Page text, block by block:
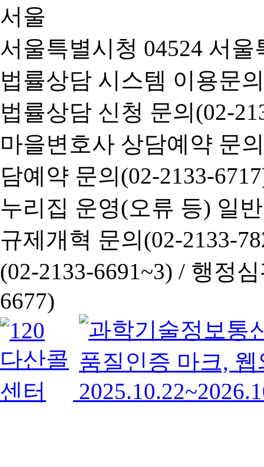
서울특별시청 04524 서
법률상담 시스템 이용문
법률상담 신청 문의(02-
마을변호사 상담예약 문
담예약 문의(02-2133-
누리집 운영(오류 등) 일
규제개혁 문의(02-2133-
(02-2133-6691~3) / 행정심
6677)